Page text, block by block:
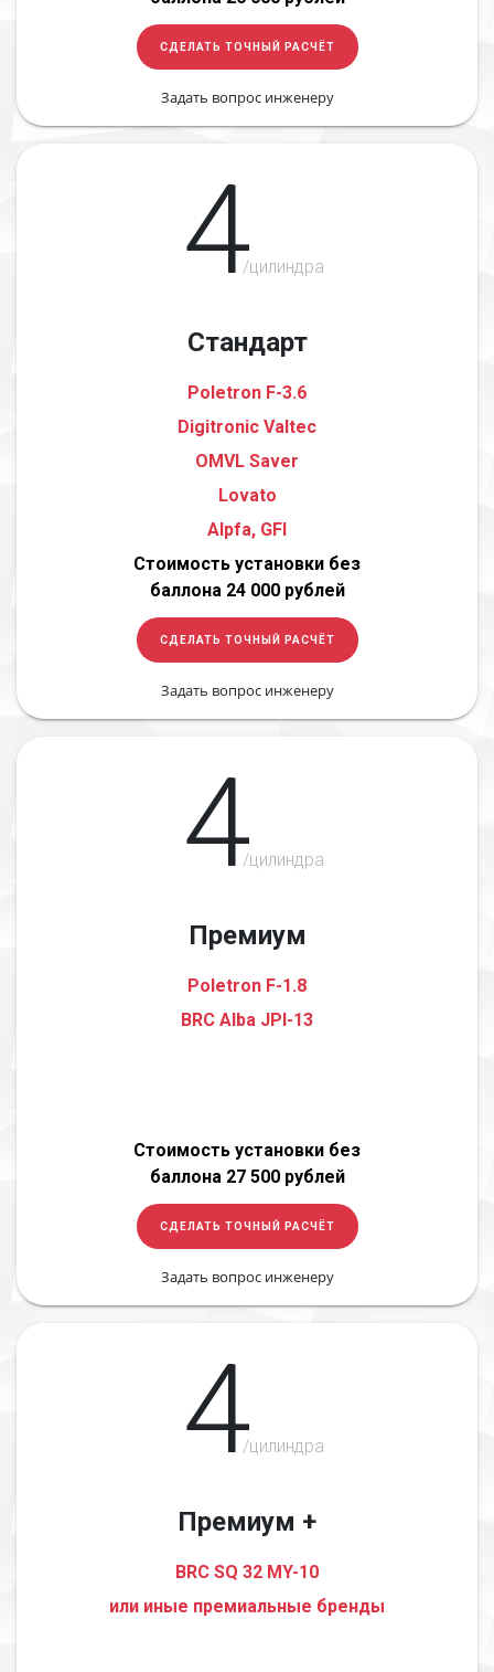
СДЕЛАТЬ ТОЧНЫЙ РАСЧЁТ
Задать вопрос инженеру
4/цилиндра
Стандарт
Poletron F-3.6
Digitronic Valtec
OMVL Saver
Lovato
Alpfa, GFI
Стоимость установки без
баллона 24 000 рублей
СДЕЛАТЬ ТОЧНЫЙ РАСЧЁТ
Задать вопрос инженеру
4/цилиндра
Премиум
Poletron F-1.8
BRC Alba JPI-13
Стоимость установки без
баллона 27 500 рублей
СДЕЛАТЬ ТОЧНЫЙ РАСЧЁТ
Задать вопрос инженеру
4/цилиндра
Премиум +
BRC SQ 32 MY-10
или иные премиальные бренды